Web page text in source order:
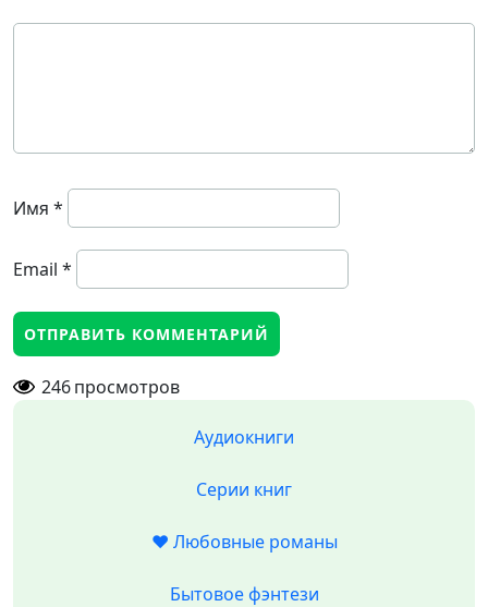
Имя *
Email *
246просмотров
Аудиокниги
Серии книг
❤️ Любовные романы
Бытовое фэнтези